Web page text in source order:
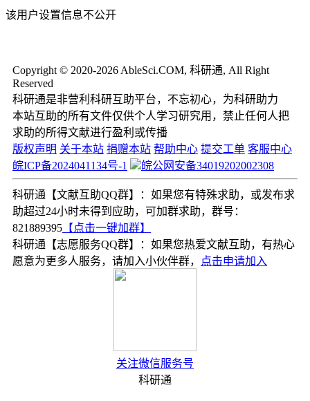
该用户设置信息不公开
Copyright © 2020-2026 AbleSci.COM, 科研通, All Right
Reserved
科研通是非营利科研互助平台，不忘初心，为科研助力
本站互助的所有文件仅供个人学习研究用，禁止任何人把
求助的所得文献进行盈利或传播
版权声明 关于本站 捐赠本站 帮助中心 提交工单 客服中心
皖ICP备2024041134号-1
皖公网安备34019202002308
科研通【文献互助QQ群】：如果您有特殊求助，或发布求
助超过24小时未得到应助，可加群求助，群号：
821889395 【点击一键加群】
科研通【志愿服务QQ群】：如果您热爱文献互助，有热心
愿意为更多人服务，请加入小伙伴群，
点击申请加入
关注微信服务号
科研通